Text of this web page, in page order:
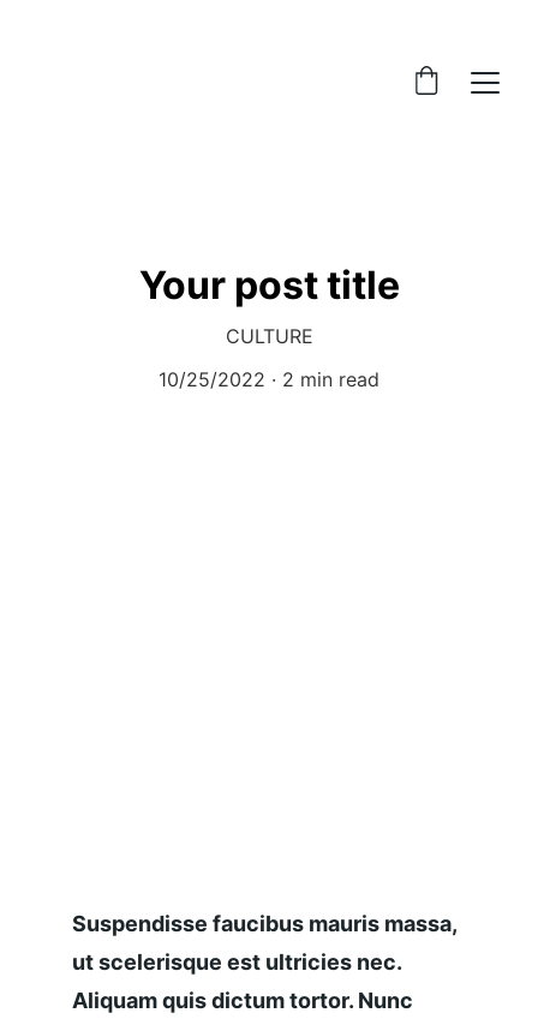
Your post title
CULTURE
10/25/2022
2 min read
Suspendisse faucibus mauris massa,
ut scelerisque est ultricies nec.
Aliquam quis dictum tortor. Nunc